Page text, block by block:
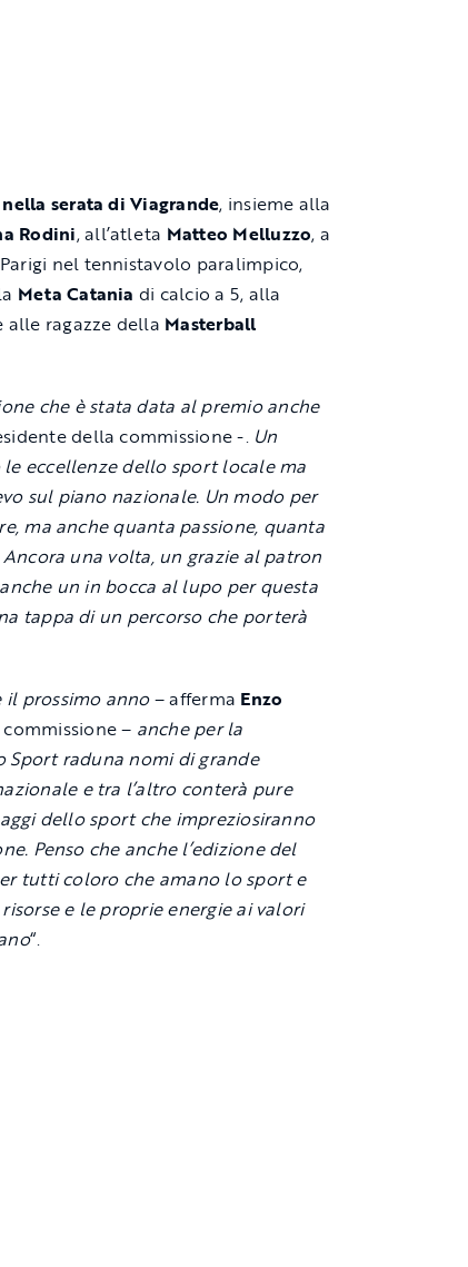
serata di Viagrande, insieme alla
Rodini, all’atleta Matteo Melluzzo, a
nel tennistavolo paralimpico,
Meta Catania di calcio a 5, alla
alle ragazze della Masterball
che è stata data al premio anche
della commissione -. Un
eccellenze dello sport locale ma
sul piano nazionale. Un modo per
ma anche quanta passione, quanta
una volta, un grazie al patron
un in bocca al lupo per questa
tappa di un percorso che porterà
il prossimo anno– afferma Enzo
– anche per la
Sport raduna nomi di grande
e tra l’altro conterà pure
dello sport che impreziosiranno
Penso che anche l’edizione del
tutti coloro che amano lo sport e
e le proprie energie ai valori
“.